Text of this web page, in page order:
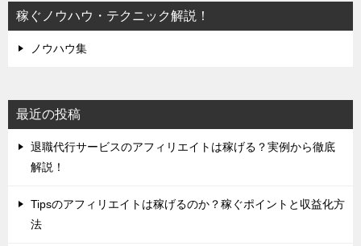
稼ぐノウハウ・テクニック解説！
ノウハウ集
最近の投稿
退職代行サービスのアフィリエイトは稼げる？実例から徹底
解説！
Tipsのアフィリエイトは稼げるのか？稼ぐポイントと収益化方
法